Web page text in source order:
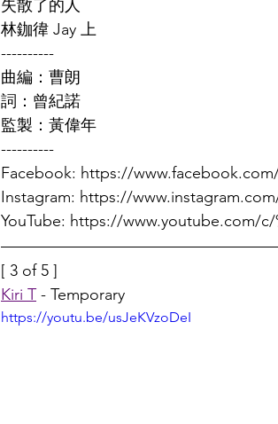
失散了的人
林鉫徫 Jay 上
----------
曲編：曹朗
詞：曾紀諾
監製：黃偉年
----------
Facebook: https://www.facebook.com/
Instagram: https://
YouTube: https://www.youtube.com/c/
[ 3 of 5 ]
Kiri T - Temporary
https://youtu.be/usJeKVzoDeI